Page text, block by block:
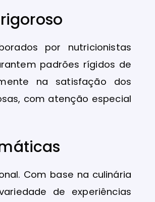
por nutricionistas
padrões rígidos de
na satisfação dos
com atenção especial
Com base na culinária
de experiências